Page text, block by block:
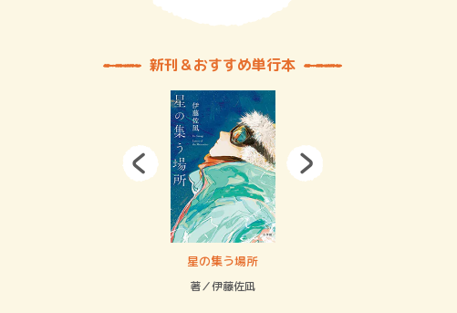
新刊＆おすすめ単行本
星の集う場所
著／伊藤佐凪